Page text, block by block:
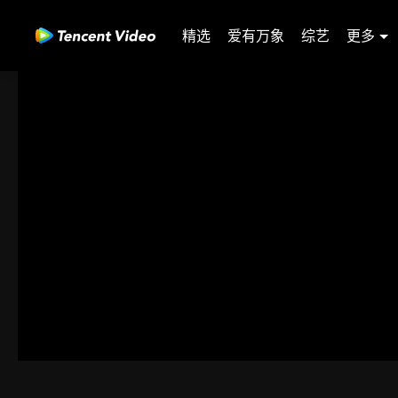
精选 爱有万象 综艺 更多